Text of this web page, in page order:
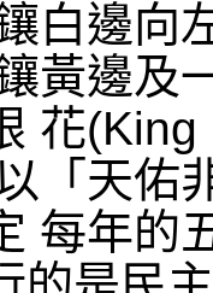
白邊向
黃邊及
花
「天佑
每年的